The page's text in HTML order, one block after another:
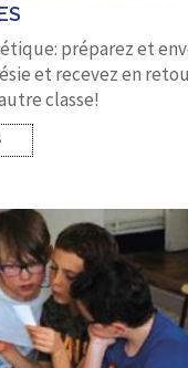
préparez et
et recevez en
classe!